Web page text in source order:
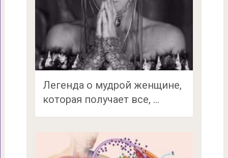
Легенда о мудрой женщине,
которая получает все, …